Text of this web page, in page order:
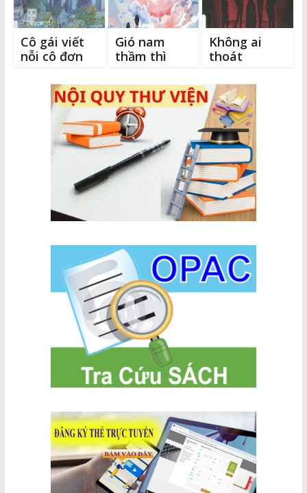
Cô gái viết
nỗi cô đơn
Gió nam
thầm thì
Không ai
thoát